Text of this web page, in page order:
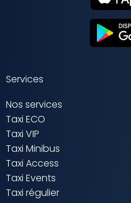
Services
Nos services
Taxi ECO
Taxi VIP
Taxi Minibus
Taxi Access
Taxi Events
Taxi régulier